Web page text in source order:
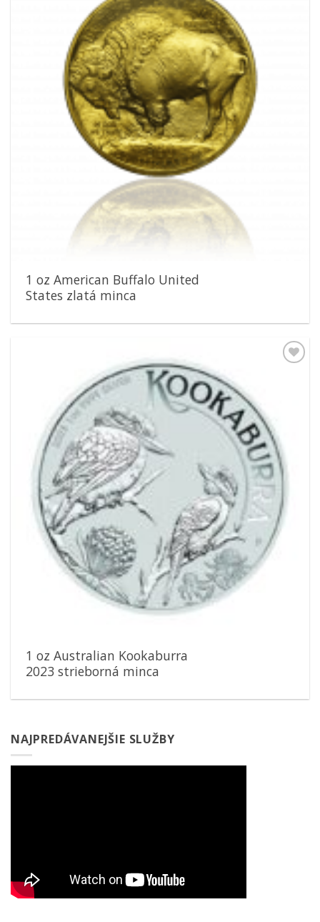
1 oz American Buffalo United
States zlatá minca
1 oz Australian Kookaburra
2023 strieborná minca
NAJPREDÁVANEJŠIE SLUŽBY